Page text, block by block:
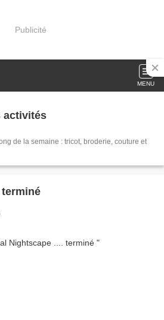
Publicité
MENU
activités
de la semaine : tricot, broderie, couture et